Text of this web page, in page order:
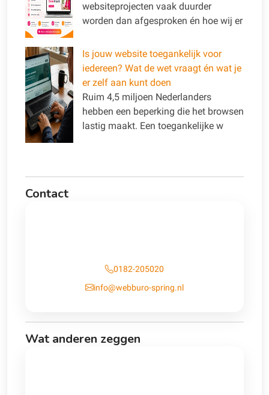
websiteprojecten vaak duurder
worden dan afgesproken én hoe wij er
Is jouw website toegankelijk voor
iedereen? Wat de wet vraagt én wat je
er zelf aan kunt doen
Ruim 4,5 miljoen Nederlanders
hebben een beperking die het browsen
lastig maakt. Een toegankelijke w
Contact
0182-205020
info@webburo-spring.nl
Wat anderen zeggen